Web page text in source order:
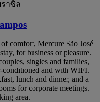
ราซิล
comfort, Mercure São José
for business or pleasure.
singles and families,
conditioned and with WIFI.
lunch and dinner, and a
for corporate meetings.
area.